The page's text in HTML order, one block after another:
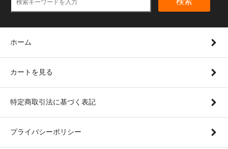
ホーム
カートを見る
特定商取引法に基づく表記
プライバシーポリシー